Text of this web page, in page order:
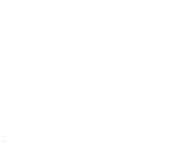
Ціна
32,00 ₴